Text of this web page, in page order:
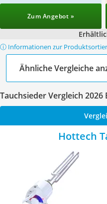
Zum Angebot »
ⓘ Informationen zur
Ähnliche Vergleiche
Tauchsieder Vergleich 2026
Hottech